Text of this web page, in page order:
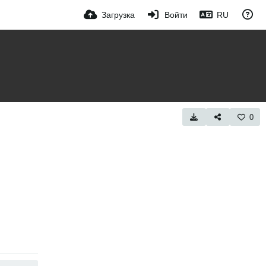
Загрузка Войти RU
0